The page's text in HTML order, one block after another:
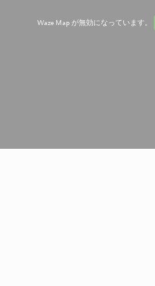
Waze Map が無効になっています。